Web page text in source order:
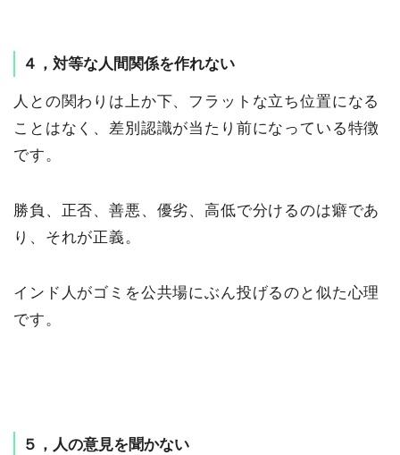
４，対等な人間関係を作れない
人との関わりは上か下、フラットな立ち位置になる
ことはなく、差別認識が当たり前になっている特徴
です。
勝負、正否、善悪、優劣、高低で分けるのは癖であ
り、それが正義。
インド人がゴミを公共場にぶん投げるのと似た心理
です。
５，人の意見を聞かない